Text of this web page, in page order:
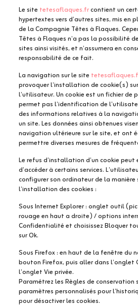
Le site tetesaflaques.frcontient un
hypertextes vers d’autres sites, mis en
de la Compagnie Têtes à Flaques.
Têtes à Flaques n’a pas la possibilité
sites ainsi visités, et n’assumera en
responsabilité de ce fait.
La navigation sur le site
provoquer l’installation de cookie(s)
l’utilisateur. Un cookie est un fichier de
permet pas l’identification de
des informations relatives à la
un site. Les données ainsi obtenues
navigation ultérieure sur le site, et ont
permettre diverses mesures de
Le refus d’installation d’un cookie
d’accéder à certains services.
configurer son ordinateur de la
l’installation des cookies :
Sous Internet Explorer : onglet outil
rouage en haut a droite) / options
Confidentialité et choisissez Bloquer
sur Ok.
Sous Firefox : en haut de la fenêtre du
bouton Firefox, puis aller dans l’onglet
l’onglet Vie privée.
Paramétrez les Règles de conservation
paramètres personnalisés pour
pour désactiver les cookies.